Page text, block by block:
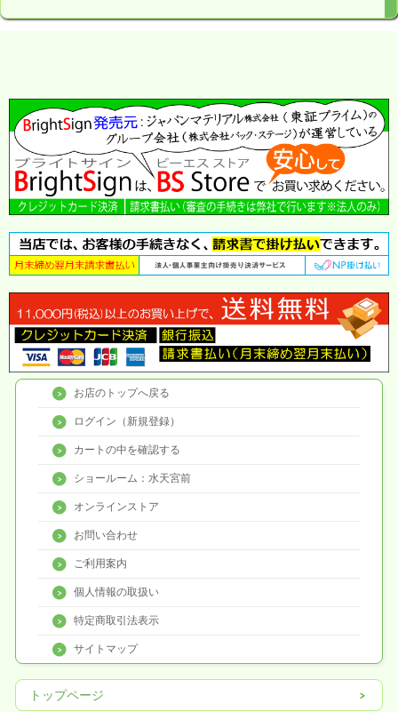
お店のトップへ戻る
ログイン（新規登録）
カートの中を確認する
ショールーム：水天宮前
オンラインストア
お問い合わせ
ご利用案内
個人情報の取扱い
特定商取引法表示
サイトマップ
トップページ